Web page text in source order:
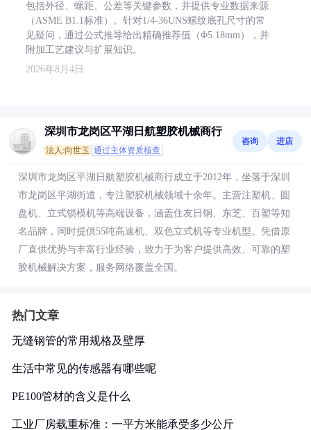
包括外径、螺距、公差等关键参数，并提供专业数据来源
（ASME B1.1标准）。针对1/4-36UNS螺纹底孔尺寸的常
见疑问，通过公式推导给出精确推荐值（Φ5.18mm），并
附加工艺建议与扩展知识。
2026年8月4日
深圳市龙岗区平湖日航塑胶机械商行
法人:向世玉 通过主体资质核查
咨询 进店
深圳市龙岗区平湖日航塑胶机械商行成立于2012年，坐落于深圳
市龙岗区平湖街道，专注塑胶机械领域十余年。主营注塑机、圆
盘机、立式锁模机等高端设备，涵盖住友日钢、东芝、百塑等知
名品牌，同时提供55吨高速机、双色立式机等专业机型。凭借原
厂直供优势与丰富行业经验，致力于为客户提供高效、可靠的塑
胶机械解决方案，服务网络覆盖全国。
热门文章
无缝钢管的常用规格及壁厚
生活中常见的传感器有哪些呢
PE100管材的含义是什么
工业厂房载重标准：一平方米能承受多少公斤